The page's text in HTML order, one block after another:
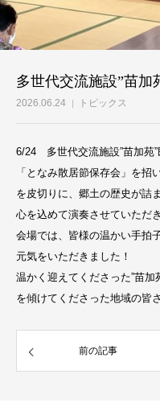
多世代交流施設”苗加
2026.06.24 トピックス
6/24 多世代交流施設”苗加苑”
「となみ散居節保存会」を招
を皮切りに、郷土の歴史が詰
心を込めて演奏させていただ
会場では、皆様の温かい手拍
元気をいただきました！
温かく迎えてくださった”苗
を傾けてくださった地域の皆
前の記事